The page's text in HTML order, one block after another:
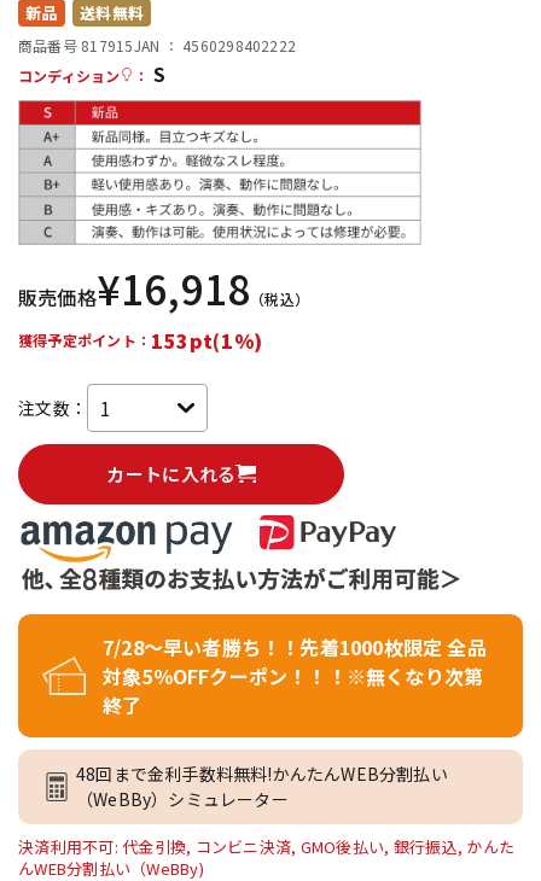
配信/ライブ機器
中古 ヴィンテージ
新品 送料無料
商品番号 817915JAN ： 4560298402222
コンディション
： S
販売価格¥16,918 （税込）
獲得予定ポイント： 153pt(1%)
注文数：
カートに入れる
7/28～早い者勝ち！！先着1000枚限定 全品
対象5％OFFクーポン！！！※無くなり次第
終了
48回まで金利手数料無料!かんたんWEB分割払い
（WeBBy）シミュレーター
決済利用不可: 代金引換, コンビニ決済, GMO後払い, 銀行振込, かんた
んWEB分割払い（WeBBy)